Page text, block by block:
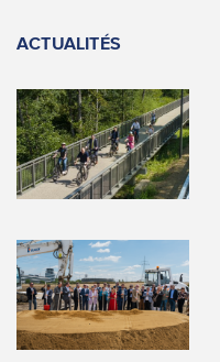
ACTUALITÉS